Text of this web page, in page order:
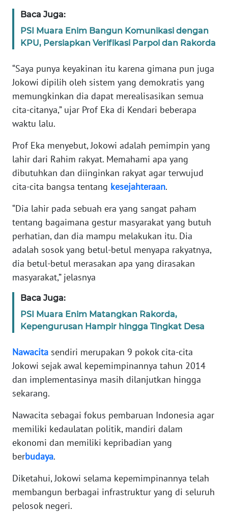
Baca Juga:
PSI Muara Enim Bangun Komunikasi dengan
KPU, Persiapkan Verifikasi Parpol dan Rakorda
“Saya punya keyakinan itu karena gimana pun juga
Jokowi dipilih oleh sistem yang demokratis yang
memungkinkan dia dapat merealisasikan semua
cita-citanya,” ujar Prof Eka di Kendari beberapa
waktu lalu.
Prof Eka menyebut, Jokowi adalah pemimpin yang
lahir dari Rahim rakyat. Memahami apa yang
dibutuhkan dan diinginkan rakyat agar terwujud
cita-cita bangsa tentang kesejahteraan.
“Dia lahir pada sebuah era yang sangat paham
tentang bagaimana gestur masyarakat yang butuh
perhatian, dan dia mampu melakukan itu. Dia
adalah sosok yang betul-betul menyapa rakyatnya,
dia betul-betul merasakan apa yang dirasakan
masyarakat,” jelasnya
Baca Juga:
PSI Muara Enim Matangkan Rakorda,
Kepengurusan Hampir hingga Tingkat Desa
Nawacita sendiri merupakan 9 pokok cita-cita
Jokowi sejak awal kepemimpinannya tahun 2014
dan implementasinya masih dilanjutkan hingga
sekarang.
Nawacita sebagai fokus pembaruan Indonesia agar
memiliki kedaulatan politik, mandiri dalam
ekonomi dan memiliki kepribadian yang
berbudaya.
Diketahui, Jokowi selama kepemimpinannya telah
membangun berbagai infrastruktur yang di seluruh
pelosok negeri.
WAHANA
OTOMOTIF
HEALTH
WAHANA
DESA
WISATA
MAWAKA
MARTABAT
NET
FORJASIDA
TAMBANG
JURNAL
MARITIM
FISUELRI
BERKAT
NEWS
ANUGERAH
ID
SONYA
ASA
NEWS